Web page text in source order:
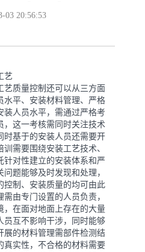
03 20:56:53
艺
质量控制还可以从三方面
水平、安装材料管理、严格
装人员水平，需通过严格考
，这一考核需同时关注技术
时基于的安装人员还需要开
需要围绕安装工艺技术、
针对性建立的安装体系和严
题能够及时发现和处理，
控制、安装质量的均可由此
由专门设置的人员负责，
，在面对地面上存在的大量
员互不影响干涉，同时能够
展的材料管理需部件检测结
真实性，不合格的材料需要